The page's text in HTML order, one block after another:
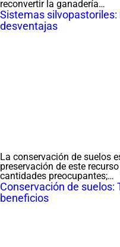
reconvertir la ganadería…
Sistemas
desventajas
La conservación de suelos
preservación de este
cantidades preocupantes;…
Conservación de suelos:
beneficios